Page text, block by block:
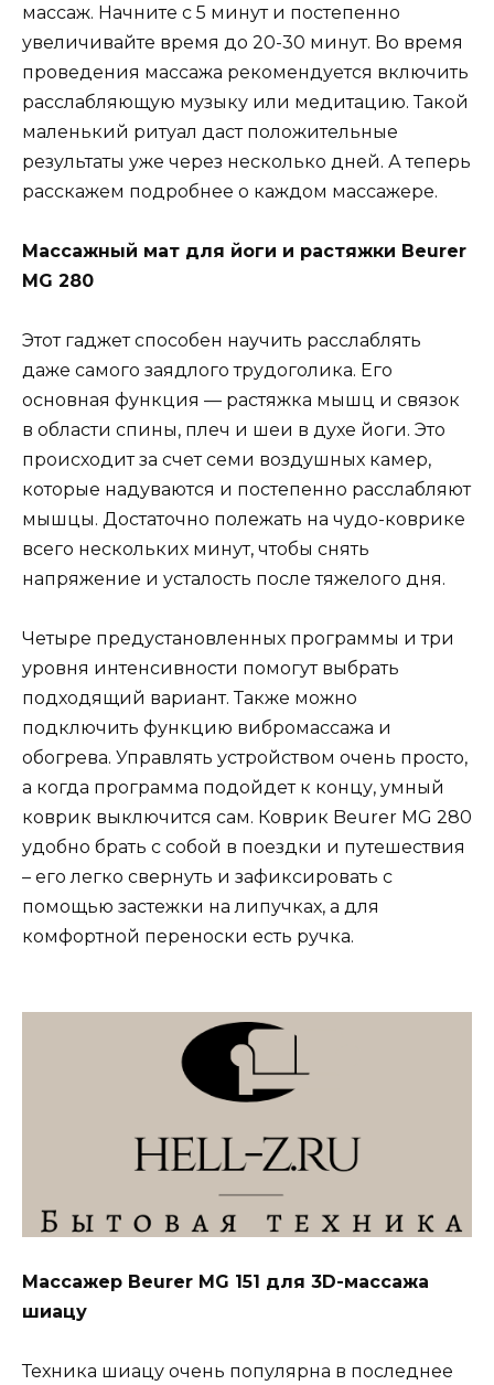
массаж. Начните с 5 минут и постепенно
увеличивайте время до 20-30 минут. Во время
проведения массажа рекомендуется включить
расслабляющую музыку или медитацию. Такой
маленький ритуал даст положительные
результаты уже через несколько дней. А теперь
расскажем подробнее о каждом массажере.
Массажный мат для йоги и растяжки Beurer
MG 280
Этот гаджет способен научить расслаблять
даже самого заядлого трудоголика. Его
основная функция — растяжка мышц и связок
в области спины, плеч и шеи в духе йоги. Это
происходит за счет семи воздушных камер,
которые надуваются и постепенно расслабляют
мышцы. Достаточно полежать на чудо-коврике
всего нескольких минут, чтобы снять
напряжение и усталость после тяжелого дня.
Четыре предустановленных программы и три
уровня интенсивности помогут выбрать
подходящий вариант. Также можно
подключить функцию вибромассажа и
обогрева. Управлять устройством очень просто,
а когда программа подойдет к концу, умный
коврик выключится сам. Коврик Beurer MG 280
удобно брать с собой в поездки и путешествия
– его легко свернуть и зафиксировать с
помощью застежки на липучках, а для
комфортной переноски есть ручка.
Массажер Beurer MG 151 для 3D-массажа
шиацу
Техника шиацу очень популярна в последнее